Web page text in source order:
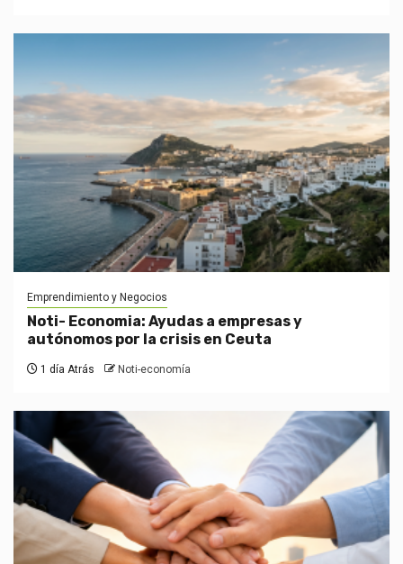
Emprendimiento y Negocios
Noti- Economia: Ayudas a empresas y
autónomos por la crisis en Ceuta
1 día Atrás Noti-economía